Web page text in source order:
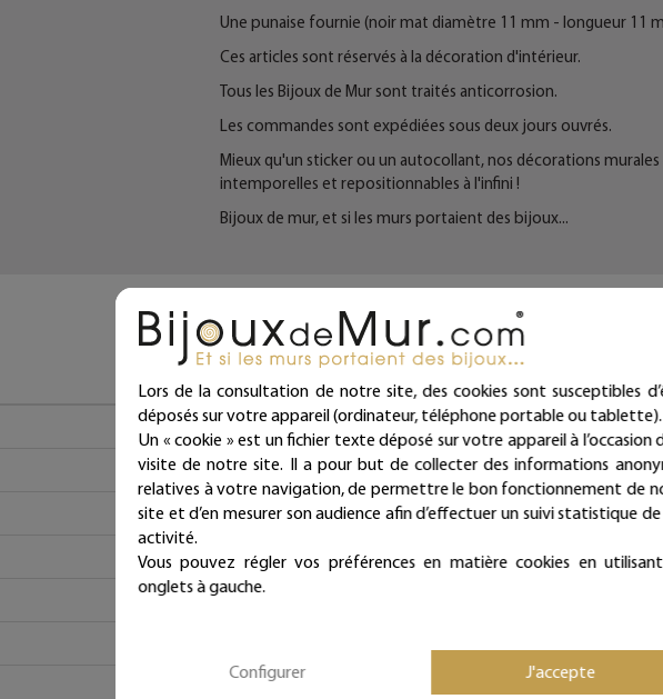
Une punaise fournie (noir mat diamètre 11 mm - longueur 11
Ces articles sont réservés à la décoration d'intérieur.
Tous les Bijoux de Mur sont traités anticorrosion.
Les commandes sont expédiées sous deux jours ouvrés.
Mieux qu'un sticker ou un autocollant, nos décorations
intemporelles et repositionnables à l'infini !
Bijoux de mur, et si les murs portaient des bijoux...
Fiche technique
Message coloré - Grand modèle
Bohême, Vintage, Rétro, Romantique, Cosy, Shabby et
Fil de fer recuit, Papier vernis
Blanc
Gris
Maison du bonheur
Lors de la consultation de notre site, des cookies sont susceptibles
déposés sur votre appareil (ordinateur, téléphone portable ou tablette).
Un « cookie » est un fichier texte déposé sur votre appareil à l’occasion
visite de notre site. Il a pour but de collecter des informations
relatives à votre navigation, de permettre le bon fonctionnement de
site et d’en mesurer son audience afin d’effectuer un suivi statistique
activité.
Vous pouvez régler vos préférences en matière cookies en
onglets à gauche.
Configurer J'accepte